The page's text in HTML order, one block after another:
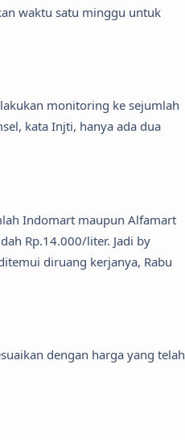
waktu satu minggu untuk
monitoring ke sejumlah
kata Injti, hanya ada dua
Indomart maupun Alfamart
Rp.14.000/liter. Jadi by
diruang kerjanya, Rabu
dengan harga yang telah